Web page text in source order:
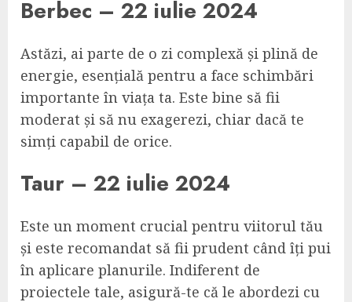
Berbec – 22 iulie 2024
Astăzi, ai parte de o zi complexă și plină de
energie, esențială pentru a face schimbări
importante în viața ta. Este bine să fii
moderat și să nu exagerezi, chiar dacă te
simți capabil de orice.
Taur – 22 iulie 2024
Este un moment crucial pentru viitorul tău
și este recomandat să fii prudent când îți pui
în aplicare planurile. Indiferent de
proiectele tale, asigură-te că le abordezi cu